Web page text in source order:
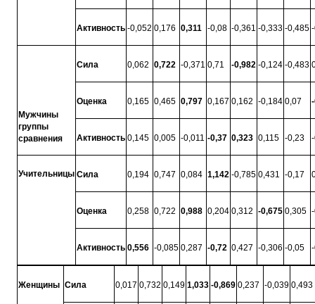
Активность -0,052 0,176 0,311 -0,08 -0,361 -0,333 -0,485
Мужчины
группы
сравнения
Сила 0,062 0,722 -0,371 0,71 -0,982 -0,124 -0,483
Оценка 0,165 0,465 0,797 0,167 0,162 -0,184 0,07
Активность 0,145 0,005 -0,011 -0,37 0,323 0,115 -0,23
Учительницы Сила 0,194 0,747 0,084 1,142 -0,785 0,431 -0,17
Оценка 0,258 0,722 0,988 0,204 0,312 -0,675 0,305
Активность 0,556 -0,085 0,287 -0,72 0,427 -0,306 -0,05
Женщины Сила 0,017 0,732 0,149 1,033 -0,869 0,237 -0,039 0,493